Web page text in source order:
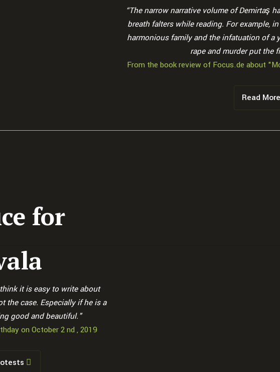
“The narrow narrative volume of Demirtaş
breath falters while reading. For example,
harmonious family and the infatuation of a
rape and murder put the
From the book review of Focus.de about
Read More
for
it is easy to write about
the case. Especially if he is a
good and beautiful."
on October 2 nd , 2019